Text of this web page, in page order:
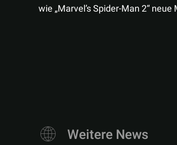
wie „Marvel’s Spider-Man 2“
Weitere News